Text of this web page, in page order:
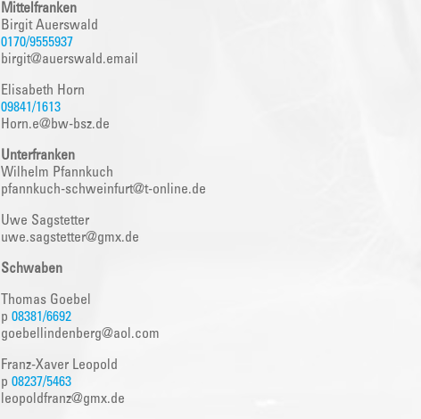
Mittelfranken
Birgit Auerswald
0170/9555937
birgit@auerswald.email
Elisabeth Horn
09841/1613
Horn.e@bw-bsz.de
Unterfranken
Wilhelm Pfannkuch
pfannkuch-schweinfurt@t-online.de
Uwe Sagstetter
uwe.sagstetter@gmx.de
Schwaben
Thomas Goebel
p 08381/6692
goebellindenberg@aol.com
Franz-Xaver Leopold
p 08237/5463
leopoldfranz@gmx.de